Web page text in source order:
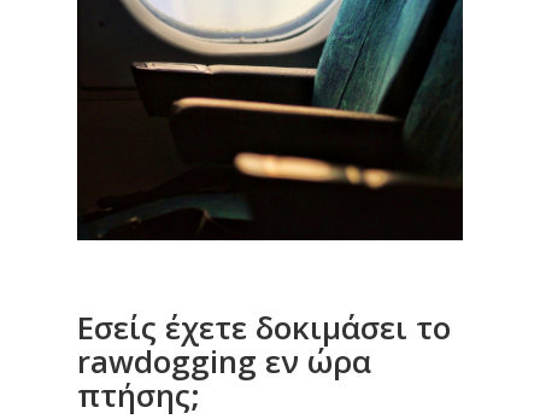
Εσείς έχετε δοκιμάσει το
rawdogging εν ώρα
πτήσης;